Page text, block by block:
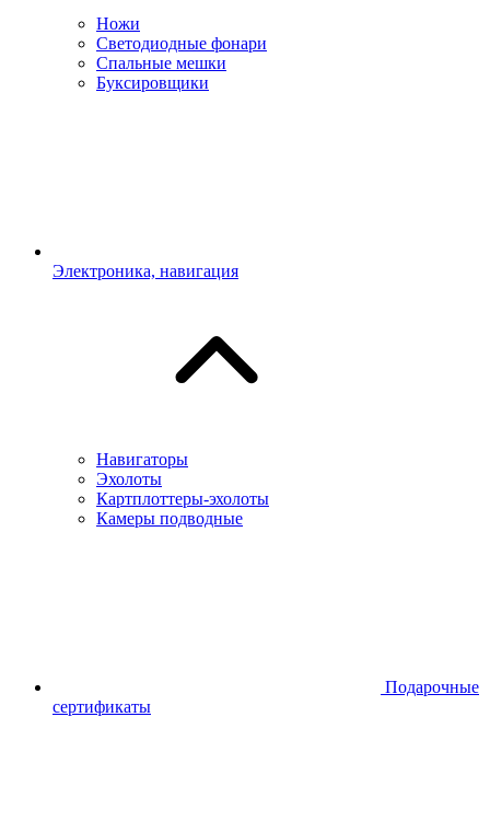
Ножи
Светодиодные фонари
Спальные мешки
Буксировщики
Электроника, навигация
Навигаторы
Эхолоты
Картплоттеры-эхолоты
Камеры подводные
Подарочные
сертификаты